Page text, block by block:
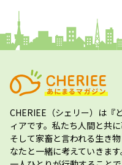
CHERIEE（シェリー） は『
ィアです。私たち人間と共
そして家畜と言われる生き
なたと一緒に考えていきます